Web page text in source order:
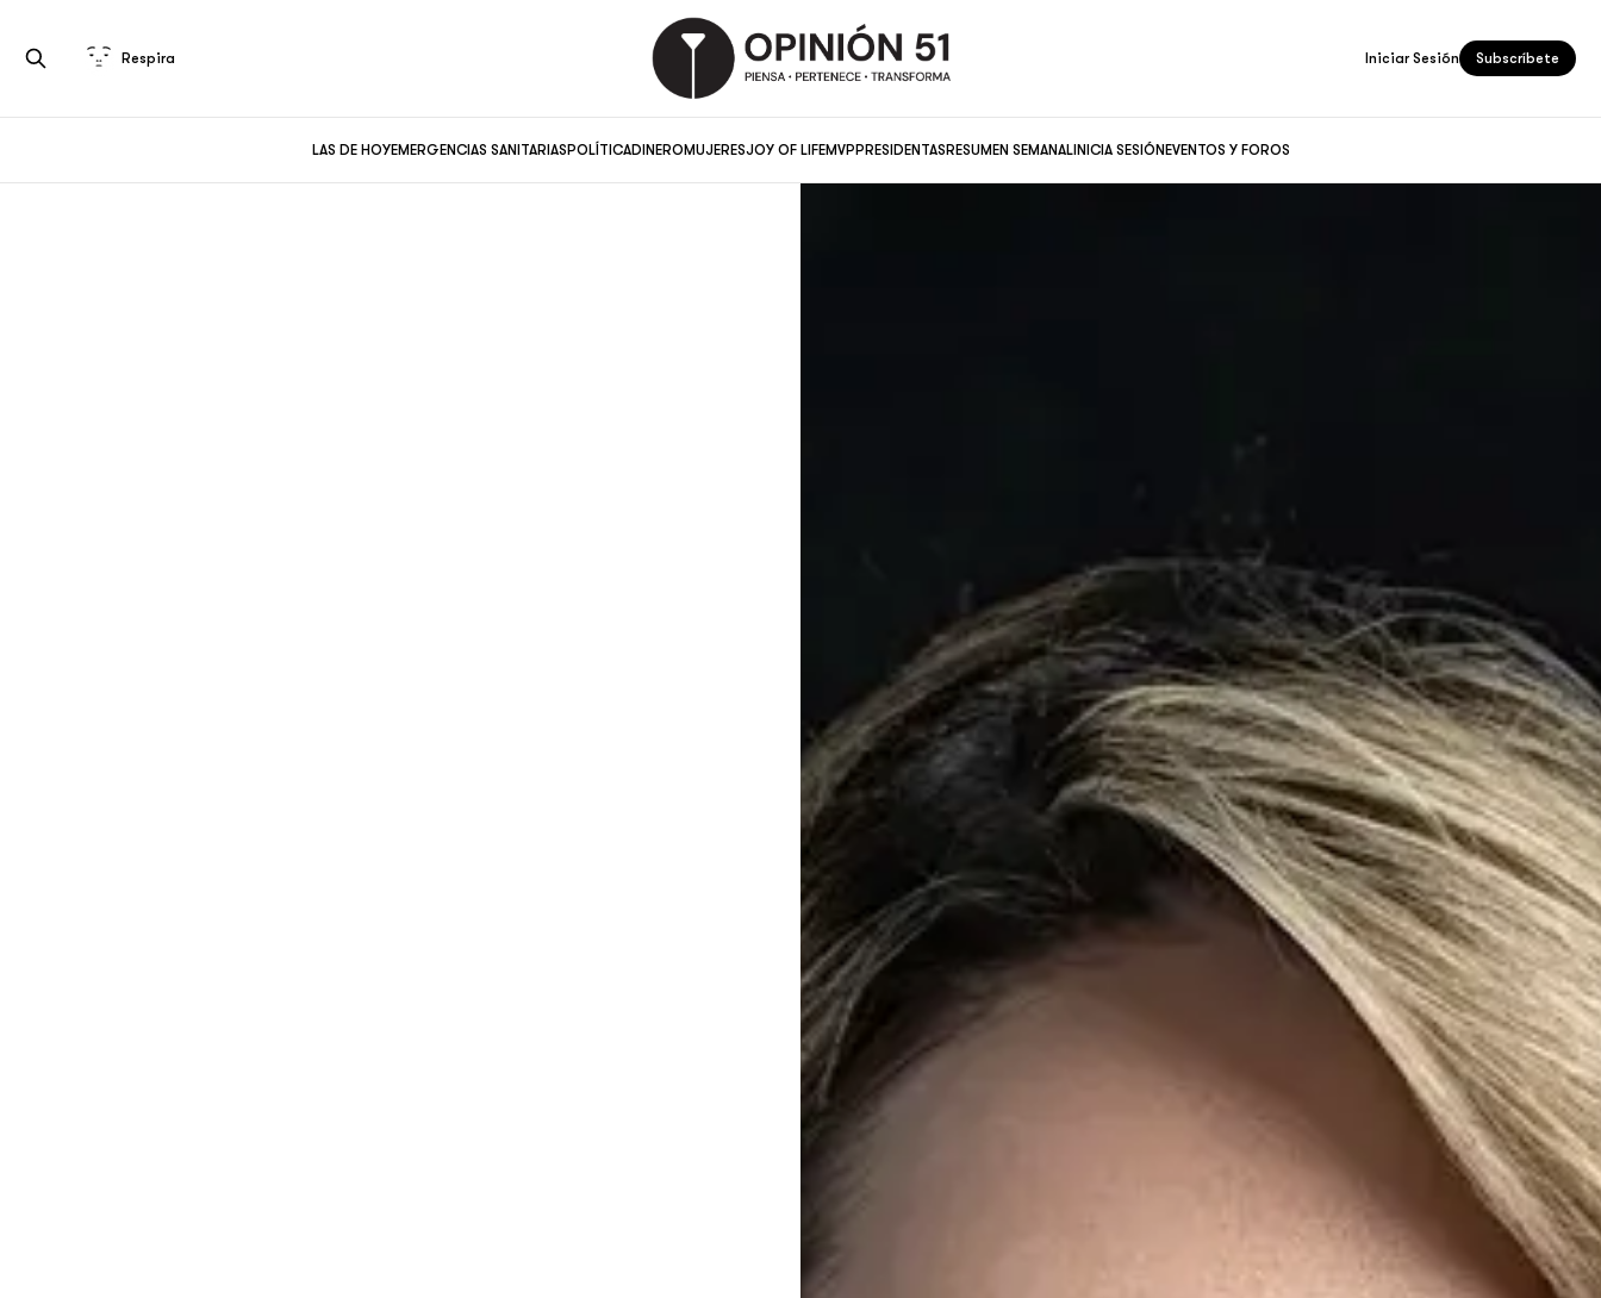
LAS DE HOYEMERGENCIAS SANITARIASPOLÍTICADINEROMUJERESJOY OF LIFEMVPPRESIDENTASRESUMEN SEMANALINICIA SESIÓNEVENTOS Y FOROS
Respira Iniciar Sesión Subscríbete